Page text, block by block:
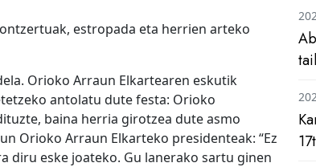
estropada eta herrien arteko
Orioko Arraun Elkartearen eskutik
antolatu dute festa: Orioko
baina herria girotzea dute asmo
Orioko Arraun Elkarteko presidenteak: “Ez
diru eske joateko. Gu lanerako sartu ginen